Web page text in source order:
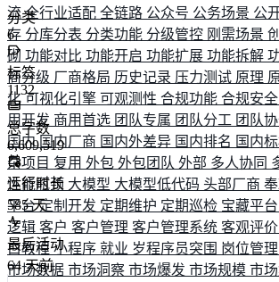
流全行业适配 全链路 公众号 公务场景 公
存 分库分表 分类功能 分级管控 刚需场景
砌 功能对比 功能开启 功能扩展 功能拆解
商分级 厂商格局 历史记录 压力测试 原理
化可视化引擎 可观测性 合规功能 合规安全
用开发 商用首选 团队专属 团队分工 团队
国内国内厂商 国内外差异 国内排名 国内
杂项目 复用 外包 外包团队 外部 多人协同
性能瓶颈 大模型 大模型低代码 头部厂商
平台定制开发 定期维护 定期巡检 宝藏平台
逻辑 客户 客户管理 客户管理系统 客观评价
白教程小程序 就业 岁程序员突围 岗位管理
市场数据 市场洞察 市场爆发 市场规模 市
分类
6
标签
1132
总字数
6,609,519
运行时长
585 天
最后活动
64 天前